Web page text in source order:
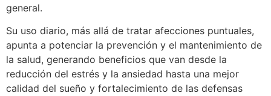
general.
Su uso diario, más allá de tratar afecciones puntuales,
apunta a potenciar la prevención y el mantenimiento de
la salud, generando beneficios que van desde la
reducción del estrés y la ansiedad hasta una mejor
calidad del sueño y fortalecimiento de las defensas